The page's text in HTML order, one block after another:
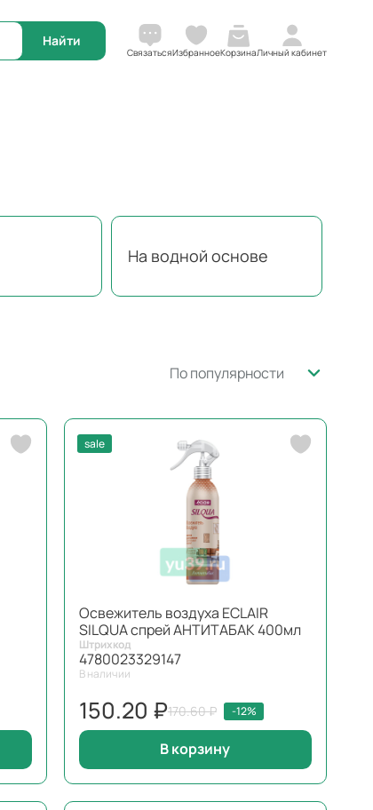
СвязатьсяИзбранноеКорзинаЛичный кабинет
На водной основе
По популярности
sale
Освежитель воздуха ЕCLAIR
SILQUA спрей АНТИТАБАК 400мл
Штрихкод
4780023329147
В наличии
150.20 ₽170.60 ₽ -12%
В корзину